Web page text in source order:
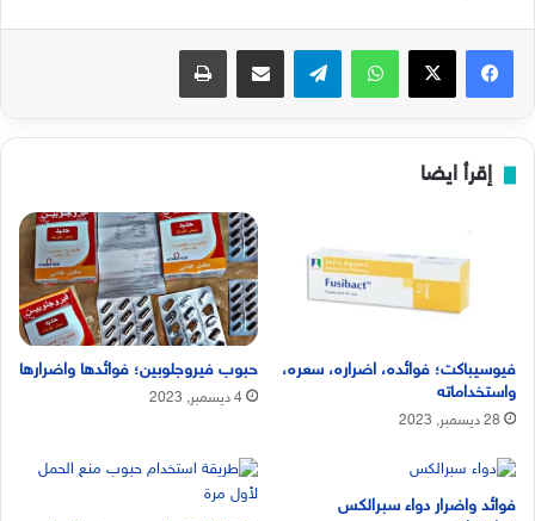
فيسبوك‫X واتساب تيلقرام مشاركة عبر البريد طباعة
إقرأ ايضا
فيوسيباكت؛ فوائده، اضراره، سعره،
واستخداماته
28 ديسمبر, 2023
حبوب فيروجلوبين؛ فوائدها واضرارها
4 ديسمبر, 2023
فوائد واضرار دواء سبرالكس